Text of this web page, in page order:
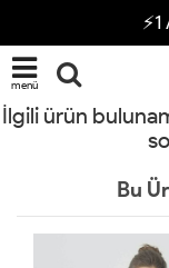
menü
İlgili ürün
Bu